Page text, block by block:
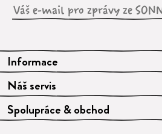
Informace
Náš servis
Spolupráce & obchod